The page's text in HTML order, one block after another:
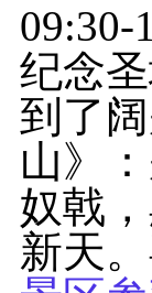
纪念
到了
山》
奴戟
新天